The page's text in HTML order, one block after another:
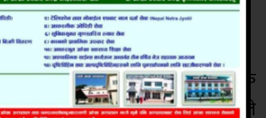
आले
मन्त्री प्रेमबहादुर आलेले वैज्ञानिक
जंगल नै समाप्त पार्ने काम भएकाले